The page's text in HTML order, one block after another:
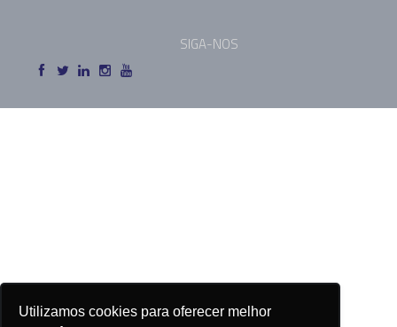
Utilizamos cookies para oferecer melhor
SIGA-NOS